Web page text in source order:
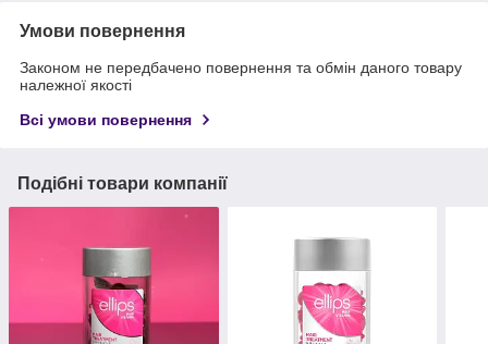
Умови повернення
Законом не передбачено повернення та обмін даного товару
належної якості
Всі умови повернення
Подібні товари компанії